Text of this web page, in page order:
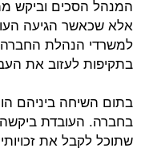
המנהל הסכים וביקש
אלא שכאשר הגיעה
למשרדי הנהלת
בתקיפות לעזוב את
בתום השיחה ביניהם
בחברה. העובדת ביקשה
שתוכל לקבל את